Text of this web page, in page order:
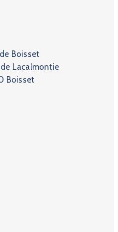
Boisset
Lacalmontie
Boisset